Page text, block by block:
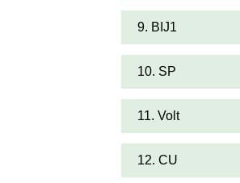
9. BIJ1
10. SP
11. Volt
12. CU